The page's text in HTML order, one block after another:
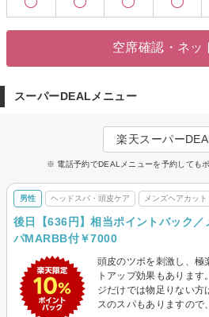
スパ、内部集中ケアなど、髪の状態や希望・
あなただけの専属スタイリストが最初から最
で、こだわりをしっかり把握し希望のスタイ
空席確認・ネッ
スーパーDEALメニュー
楽天スーパー
※ 電話予約でDEALメニューを予約しても
男性 ヘッドスパ・頭皮ケア メンズヘアカット
後日【636円】相当ポイントバック／
パMARBB付￥7000
頭皮のツボを刺激し、極
トアップ効果もありま
ジだけでは物足りない方
スのスパもありますので